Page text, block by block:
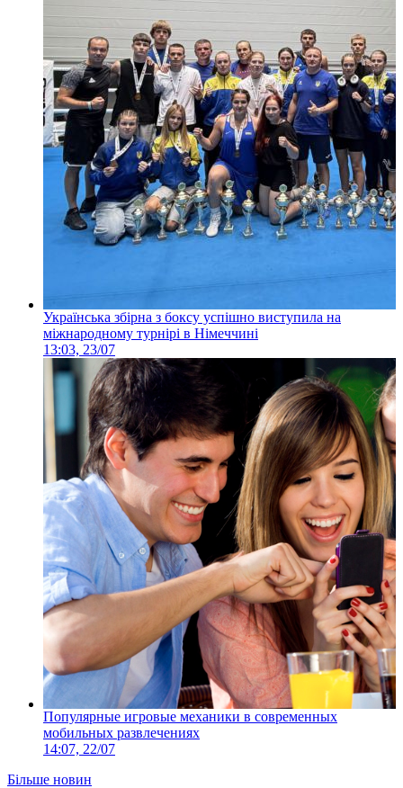
Українська збірна з боксу успішно виступила на
міжнародному турнірі в Німеччині
13:03, 23/07
Популярные игровые механики в современных
мобильных развлечениях
14:07, 22/07
Більше новин